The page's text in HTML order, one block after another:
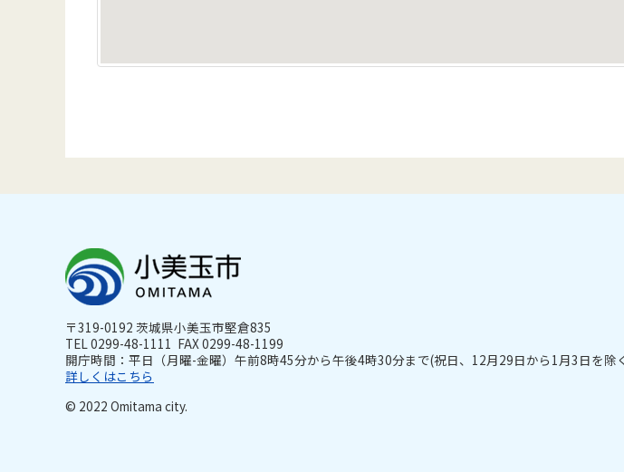
〒319-0192 茨城県小美玉市堅倉835
TEL 0299-48-1111 FAX 0299-48-1199
開庁時間：平日（月曜-金曜）午前8時45分から午後4時30分まで(祝日、12月29日から1月3日を除
詳しくはこちら
© 2022 Omitama city.